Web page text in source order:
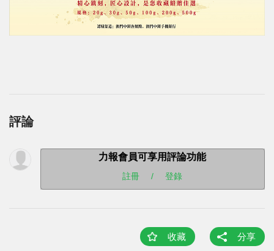
評論
力報會員可享用評論功能
註冊 / 登錄
收藏 分享